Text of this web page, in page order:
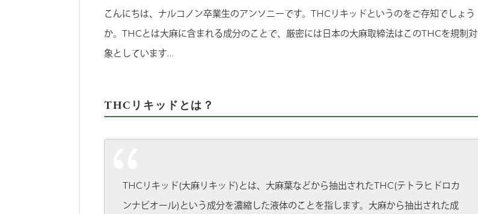
こんにちは、ナルコノン卒業生のアンソニーです。THCリキッドというのをご存知でしょう
か。THCとは大麻に含まれる成分のことで、厳密には日本の大麻取締法はこのTHCを規制対
象としています…
THCリキッドとは？
THCリキッド(大麻リキッド)とは、大麻葉などから抽出されたTHC(テトラヒドロカ
ンナビオール)という成分を濃縮した液体のことを指します。大麻から抽出された成